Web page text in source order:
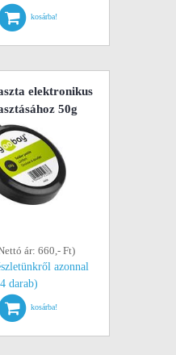
kosárba!
elektronikus
50g
ár: 660,- Ft)
azonnal
darab)
kosárba!